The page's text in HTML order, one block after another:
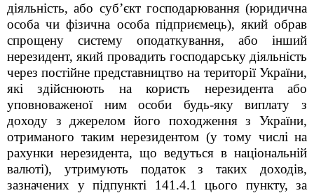
діяльність, або суб’єкт господарювання (юридична
особа чи фізична особа підприємець), який обрав
спрощену систему оподаткування, або інший
нерезидент, який провадить господарську діяльність
через постійне представництво на території України,
які здійснюють на користь нерезидента або
уповноваженої ним особи будь-яку виплату з
доходу з джерелом його походження з України,
отриманого таким нерезидентом (у тому числі на
рахунки нерезидента, що ведуться в національній
валюті), утримують податок з таких доходів,
зазначених у підпункті 141.4.1 цього пункту, за